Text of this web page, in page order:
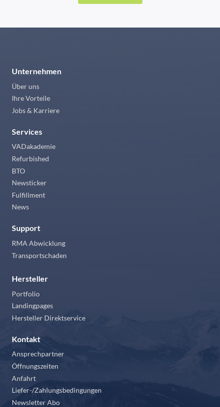
Unternehmen
Über uns
Ihre Vorteile
Jobs & Karriere
Services
VADakademie
Refurbished
BTO
Newsticker
Fulfillment
News
Support
RMA Abwicklung
Transportschaden
Hersteller
Portfolio
Landingpages
Hersteller Direktservice
Kontakt
Ansprechpartner
Öffnungszeiten
Anfahrt
Liefer-/Zahlungsbedingungen
Newsletter Abo